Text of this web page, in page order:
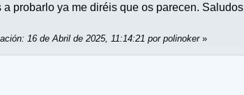
a probarlo ya me diréis que os parecen. Saludos
16 de Abril de 2025, 11:14:21 por polinoker»